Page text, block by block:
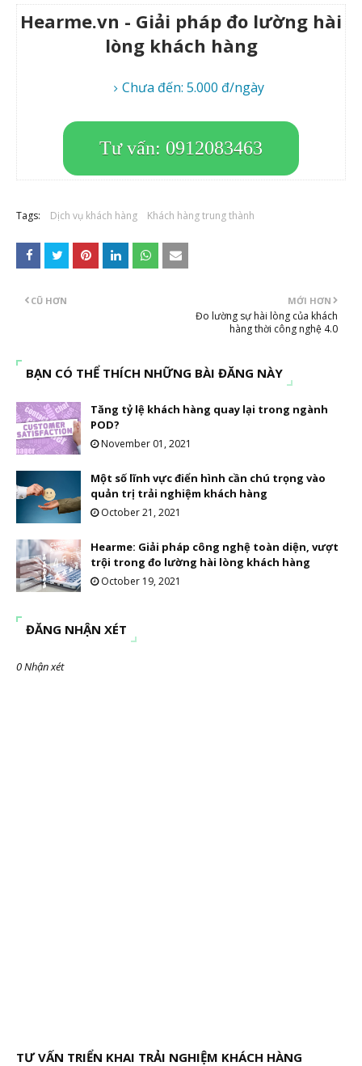
Hearme.vn - Giải pháp đo lường hài
lòng khách hàng
Chưa đến: 5.000 đ/ngày
Tư vấn: 0912083463
Tags: Dịch vụ khách hàng Khách hàng trung thành
MỚI HƠN
Đo lường sự hài lòng của khách
hàng thời công nghệ 4.0
CŨ HƠN
BẠN CÓ THỂ THÍCH NHỮNG BÀI ĐĂNG NÀY
Tăng tỷ lệ khách hàng quay lại trong ngành
POD?
November 01, 2021
Một số lĩnh vực điển hình cần chú trọng vào
quản trị trải nghiệm khách hàng
October 21, 2021
Hearme: Giải pháp công nghệ toàn diện, vượt
trội trong đo lường hài lòng khách hàng
October 19, 2021
ĐĂNG NHẬN XÉT
0 Nhận xét
TƯ VẤN TRIỂN KHAI TRẢI NGHIỆM KHÁCH HÀNG